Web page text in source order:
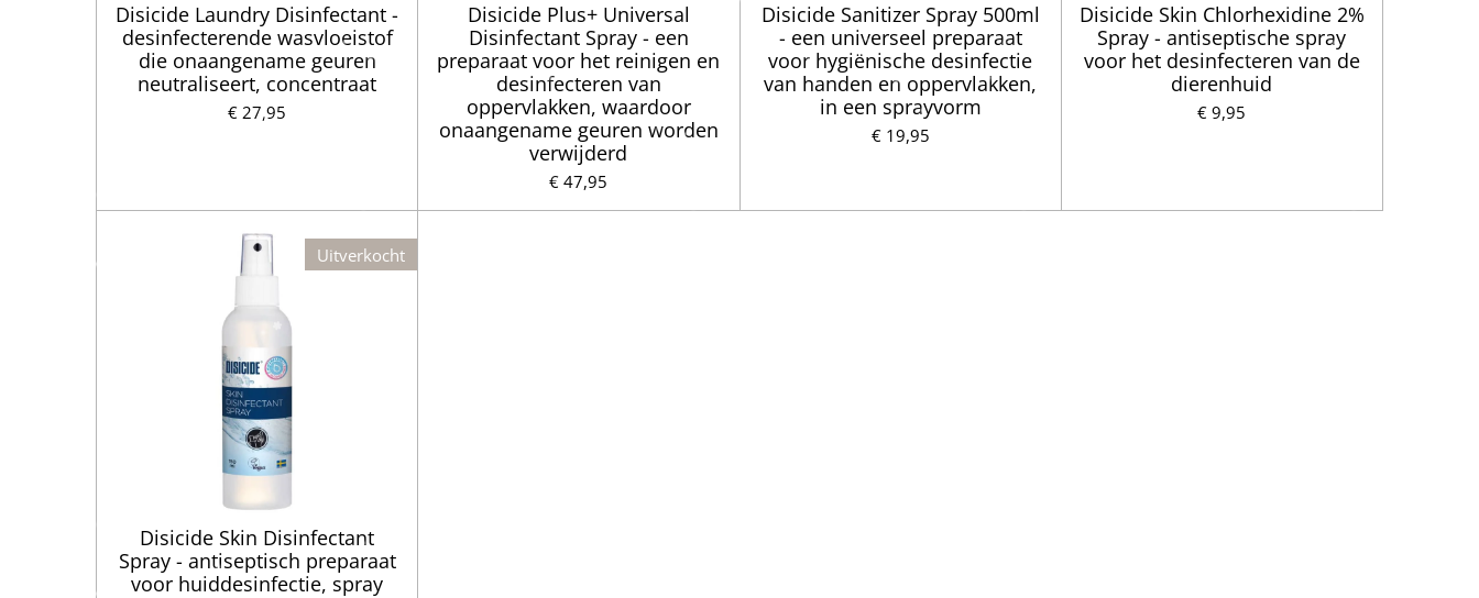
Disicide Laundry Disinfectant -
desinfecterende wasvloeistof
die onaangename geuren
neutraliseert, concentraat
€ 27,95
Disicide Plus+ Universal
Disinfectant Spray - een
preparaat voor het reinigen en
desinfecteren van
oppervlakken, waardoor
onaangename geuren worden
verwijderd
€ 47,95
Disicide Sanitizer Spray 500ml
- een universeel preparaat
voor hygiënische desinfectie
van handen en oppervlakken,
in een sprayvorm
€ 19,95
Disicide Skin Chlorhexidine 2%
Spray - antiseptische spray
voor het desinfecteren van de
dierenhuid
€ 9,95
Uitverkocht
Disicide Skin Disinfectant
Spray - antiseptisch preparaat
voor huiddesinfectie, spray